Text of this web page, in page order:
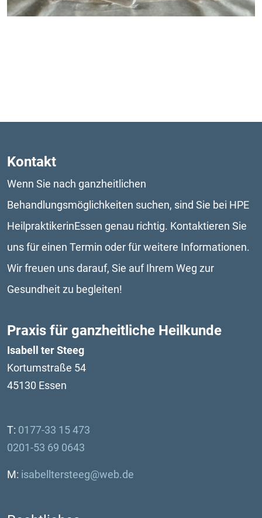
Kontakt
Wenn Sie nach ganzheitlichen
Behandlungsmöglichkeiten suchen, sind Sie bei HPE
HeilpraktikerinEssen genau richtig. Kontaktieren Sie
uns für einen Termin oder für weitere Informationen.
Wir freuen uns darauf, Sie auf Ihrem Weg zur
Gesundheit zu begleiten!
Praxis für ganzheitliche Heilkunde
Isabell ter Steeg
Kortumstraße 54
45130 Essen
T: 0177-33 15 473
0201-53 69 0643
M: isabelltersteeg@web.de